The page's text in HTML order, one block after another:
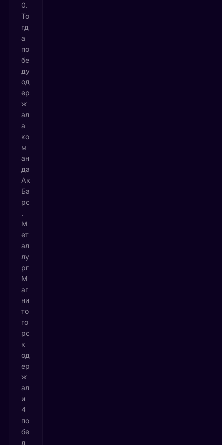
0.
То
гд
а
по
бе
ду
од
ер
ж
ал
а
ко
м
ан
да
Ак
Ба
рс
.
М
ет
ал
лу
рг
М
аг
ни
то
го
рс
к
од
ер
ж
ал
и
4
по
бе
д